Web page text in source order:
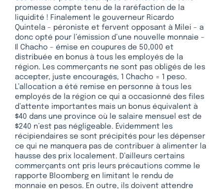
promesse compte tenu de la raréfaction de la
liquidité ! Finalement le gouverneur Ricardo
Quintela – péroniste et fervent opposant à Milei – a
donc opté pour l’émission d’une nouvelle monnaie –
Il Chacho – émise en coupures de 50,000 et
distribuée en bonus à tous les employés de la
région. Les commerçants ne sont pas obligés de les
accepter, juste encouragés, 1 Chacho = 1 peso.
L’allocation a été remise en personne à tous les
employés de la région ce qui a occasionné des files
d’attente importantes mais un bonus équivalent à
$40 dans une province où le salaire mensuel est de
$240 n’est pas négligeable. Évidemment les
récipiendaires se sont précipités pour les dépenser
ce qui ne manquera pas de contribuer à alimenter la
hausse des prix localement. D’ailleurs certains
commerçants ont pris leurs précautions comme le
rapporte Bloomberg en limitant le rendu de
monnaie en pesos. En outre, ils doivent attendre